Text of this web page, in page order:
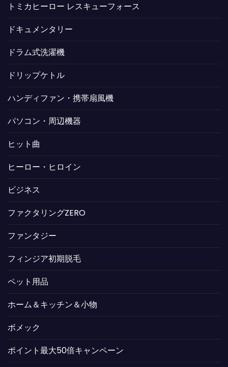
トミカヒーロー レスキューフォース
ドキュメンタリー
ドラム式洗濯機
ドリップケトル
ハンディファン・携帯扇風機
パソコン・周辺機器
ヒット曲
ヒーロー・ヒロイン
ビジネス
ファクタリングZERO
ファンタジー
フィンジア初期脱毛
ペット用品
ホーム＆キッチン＆小物
ボメック
ポイント最大50倍キャンペーン